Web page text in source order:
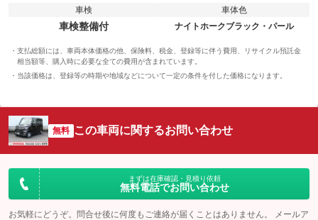
車検
車検整備付
車体色
ナイトホークブラック・パール
支払総額には、車両本体価格の他、保険料、税金、登録等に伴う費用、リサイクル預託金
相当額等、購入時に必要な全ての費用が含まれています。
当該価格は、登録等の時期や地域などについて一定の条件を付した価格になります。
無料 この車両に関するお問い合わせ
まずは在庫確認・見積り依頼
無料電話でお問い合わせ
お気軽にどうぞ。問合せ後に何度もご連絡が届くことはありません。 メールア